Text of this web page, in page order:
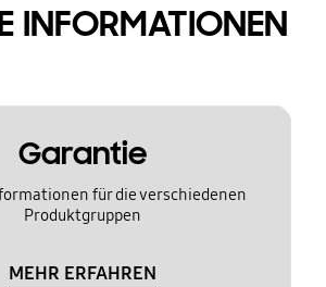
INFORMATIONEN
Garantie
für die verschiedenen
Produktgruppen
MEHR ERFAHREN